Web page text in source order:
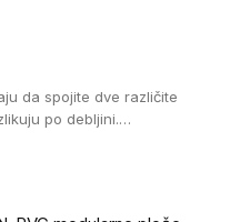
da spojite dve različite
po debljini.